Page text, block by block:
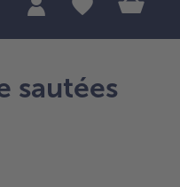
sautées